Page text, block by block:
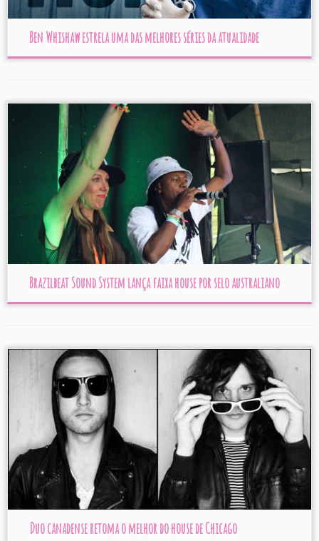
Ben Whishaw estrela uma das melhores séries da atualidade
Brazilbeat Sound System lança faixa house por selo australiano
Duo canadense retoma o melhor do house de Chicago